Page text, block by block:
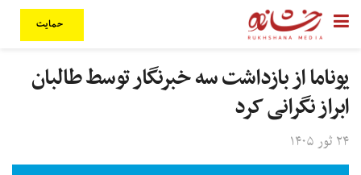
حمایت
یوناما از بازداشت سه خبرنگار توسط طالبان
ابراز نگرانی کرد
۲۴ ثور ۱۴۰۵